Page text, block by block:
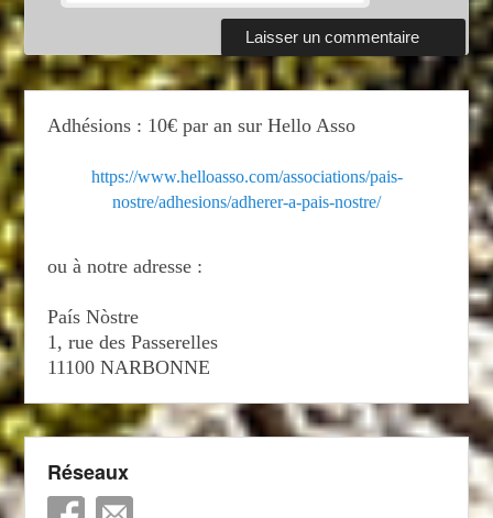
Adhésions : 10€ par an sur Hello Asso
https://www.helloasso.com/associations/pais-
nostre/adhesions/adherer-a-pais-nostre/
ou à notre adresse :
País Nòstre
1, rue des Passerelles
11100 NARBONNE
Réseaux